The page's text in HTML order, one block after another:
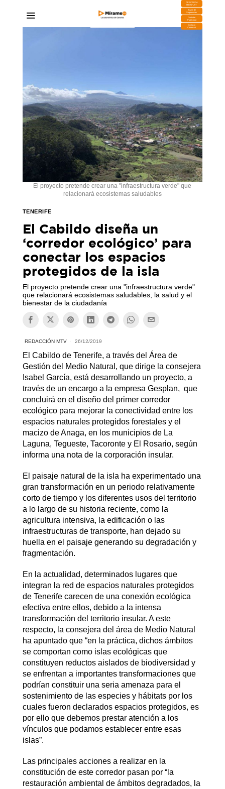
DESCARGA
MIRAPLAY
Buzón de
Sugerencias
Contratar
Publicidad
Contacto
Comercial
El proyecto pretende crear una "infraestructura verde" que
relacionará ecosistemas saludables
TENERIFE
El Cabildo diseña un
‘corredor ecológico’ para
conectar los espacios
protegidos de la isla
El proyecto pretende crear una "infraestructura verde"
que relacionará ecosistemas saludables, la salud y el
bienestar de la ciudadanía
REDACCIÓN MTV 26/12/2019
El Cabildo de Tenerife, a través del Área de
Gestión del Medio Natural, que dirige la consejera
Isabel García, está desarrollando un proyecto, a
través de un encargo a la empresa Gesplan, que
concluirá en el diseño del primer corredor
ecológico para mejorar la conectividad entre los
espacios naturales protegidos forestales y el
macizo de Anaga, en los municipios de La
Laguna, Tegueste, Tacoronte y El Rosario, según
informa una nota de la corporación insular.
El paisaje natural de la isla ha experimentado una
gran transformación en un periodo relativamente
corto de tiempo y los diferentes usos del territorio
a lo largo de su historia reciente, como la
agricultura intensiva, la edificación o las
infraestructuras de transporte, han dejado su
huella en el paisaje generando su degradación y
fragmentación.
En la actualidad, determinados lugares que
integran la red de espacios naturales protegidos
de Tenerife carecen de una conexión ecológica
efectiva entre ellos, debido a la intensa
transformación del territorio insular. A este
respecto, la consejera del área de Medio Natural
ha apuntado que “en la práctica, dichos ámbitos
se comportan como islas ecológicas que
constituyen reductos aislados de biodiversidad y
se enfrentan a importantes transformaciones que
podrían constituir una seria amenaza para el
sostenimiento de las especies y hábitats por los
cuales fueron declarados espacios protegidos, es
por ello que debemos prestar atención a los
vínculos que podamos establecer entre esas
islas”.
Las principales acciones a realizar en la
constitución de este corredor pasan por “la
restauración ambiental de ámbitos degradados, la